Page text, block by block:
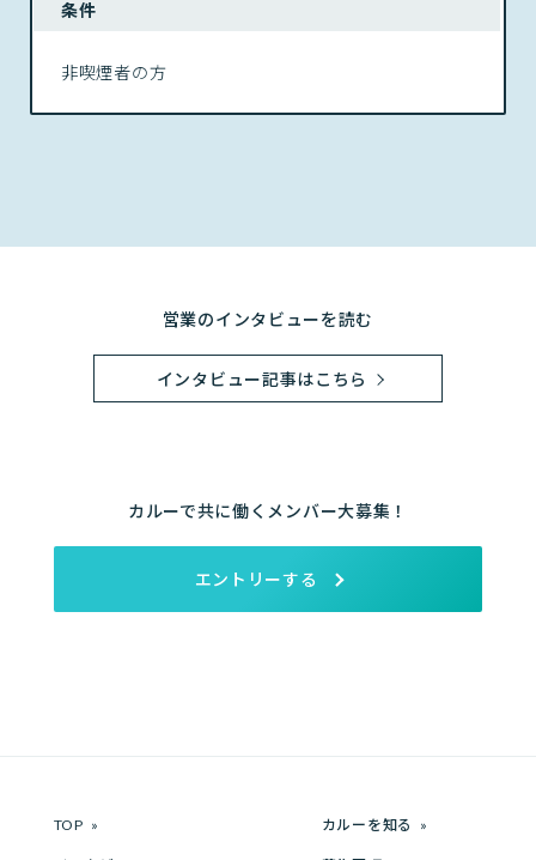
条件
非喫煙者の方
営業のインタビューを読む
インタビュー記事はこちら
カルーで共に働くメンバー大募集！
エントリーする
TOP カルーを知る